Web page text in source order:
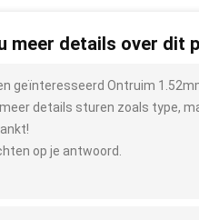
meer details over dit
geïnteresseerd Ontruim
details sturen zoals type,
op je antwoord.